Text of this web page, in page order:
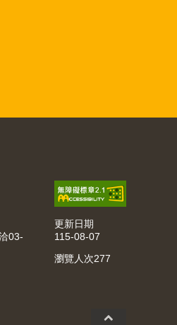
03-
更新日期
115-08-07
瀏覽人次277